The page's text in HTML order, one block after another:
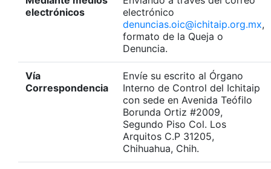
electrónicos
electrónico
denuncias.oic@ichitaip.org.mx,
formato de la Queja o
Denuncia.
Vía
Correspondencia
Envíe su escrito al Órgano
Interno de Control del Ichitaip
con sede en Avenida Teófilo
Borunda Ortiz #2009,
Segundo Piso Col. Los
Arquitos C.P 31205,
Chihuahua, Chih.